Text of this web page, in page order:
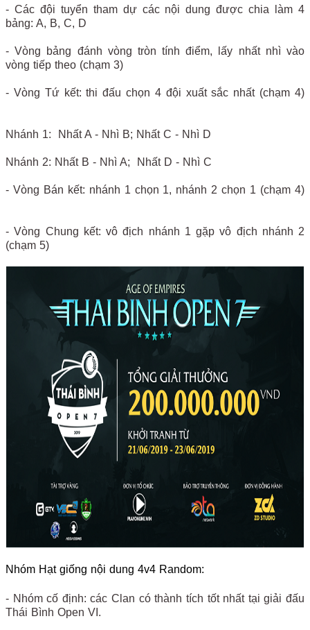
- Các đội tuyển tham dự các nội dung được chia làm 4
bảng: A, B, C, D
- Vòng bảng đánh vòng tròn tính điểm, lấy nhất nhì vào
vòng tiếp theo (chạm 3)
- Vòng Tứ kết: thi đấu chọn 4 đội xuất sắc nhất (chạm 4)
Nhánh 1: Nhất A - Nhì B; Nhất C - Nhì D
Nhánh 2: Nhất B - Nhì A; Nhất D - Nhì C
- Vòng Bán kết: nhánh 1 chọn 1, nhánh 2 chọn 1 (chạm 4)
- Vòng Chung kết: vô địch nhánh 1 gặp vô địch nhánh 2
(chạm 5)
Nhóm Hạt giống nội dung 4v4 Random:
- Nhóm cố định: các Clan có thành tích tốt nhất tại giải đấu
Thái Bình Open VI.